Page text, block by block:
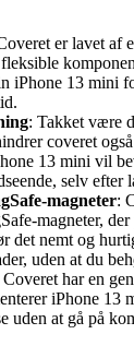
er lavet af
iPhone 13 mini
: Takket være
coveret
13 mini vil
selv efter
magneter:
magneter,
det nemt og
uden at du
Coveret har en
iPhone 13
uden at gå på